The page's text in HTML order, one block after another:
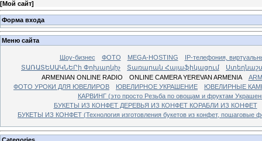
[Мой сайт]
Форма входа
Меню сайта
Шоу-бизнес ФОТО MEGA-HOSTING
IP-телефония,
ՏԱՌԱՏԵՍԱԿՆԵՐի Փոխարկիչ
Տառարան Հայաֆիկացում
ARMENIAN ONLINE RADIO
ONLINE CAMERA YEREVAN ARMENIA
ФОТО УРОКИ ДЛЯ ЮВЕЛИРОВ
ЮВЕЛИРНОЕ УКРАШЕНИЕ
ЮВЕЛИРНЫЕ
КАРВИНГ (это просто Резьба по овощам и фруктам
БУКЕТЫ ИЗ КОНФЕТ ДЕРЕВЬЯ ИЗ КОНФЕТ КОРАБЛИ ИЗ КОНФЕТ
БУКЕТЫ ИЗ КОНФЕТ (Технология изготовления букетов из конфет, пошаговые